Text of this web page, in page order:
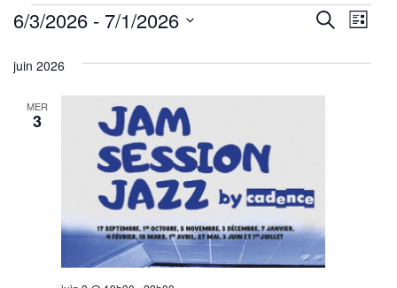
Évènements
et
Recherche
Liste
6/3/2026 - 7/1/2026
une
juin 2026
MER
3